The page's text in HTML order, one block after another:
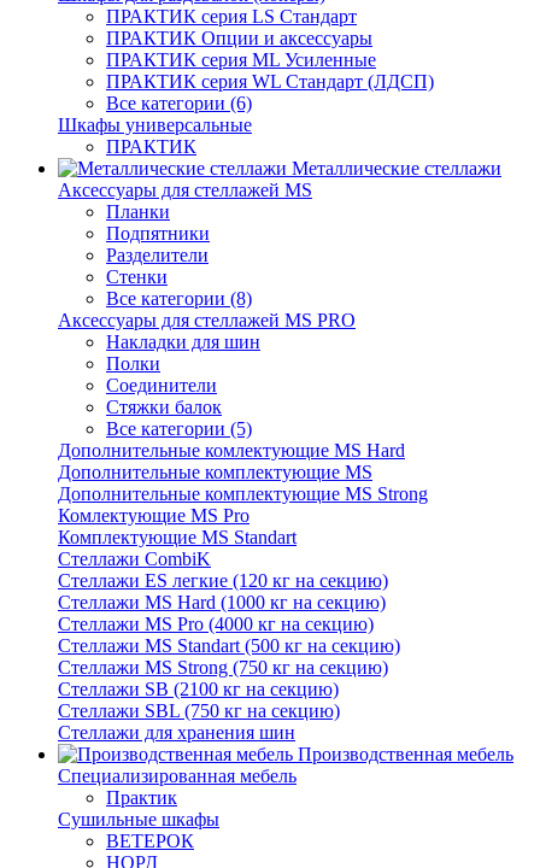
ПРАКТИК cерия LS Стандарт
ПРАКТИК Опции и аксессуары
ПРАКТИК серия ML Усиленные
ПРАКТИК серия WL Стандарт (ЛДСП)
Все категории (6)
Шкафы универсальные
ПРАКТИК
Металлические стеллажи
Аксессуары для стеллажей MS
Планки
Подпятники
Разделители
Стенки
Все категории (8)
Аксессуары для стеллажей MS PRO
Накладки для шин
Полки
Соединители
Стяжки балок
Все категории (5)
Дополнительные комлектующие MS Hard
Дополнительные комплектующие MS
Дополнительные комплектующие MS Strong
Комлектующие MS Pro
Комплектующие MS Standart
Стеллажи CombiK
Стеллажи ES легкие (120 кг на секцию)
Стеллажи MS Hard (1000 кг на секцию)
Стеллажи MS Pro (4000 кг на секцию)
Стеллажи MS Standart (500 кг на секцию)
Стеллажи MS Strong (750 кг на секцию)
Стеллажи SB (2100 кг на секцию)
Стеллажи SBL (750 кг на секцию)
Стеллажи для хранения шин
Производственная мебель
Cпециализированная мебель
Практик
Cушильные шкафы
ВЕТЕРОК
НОРД